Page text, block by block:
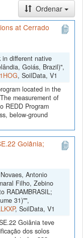
Ordenar
at Cerrado
in different native
Goiás, Brazil)",
, SoilData, V1
located in the
measurement of
REDD Program
below-ground
Goiânia;
Antonio
Filho, Zebino
RADAMBRASIL;
31)"",
, SoilData, V1
Goiânia teve
dos solos